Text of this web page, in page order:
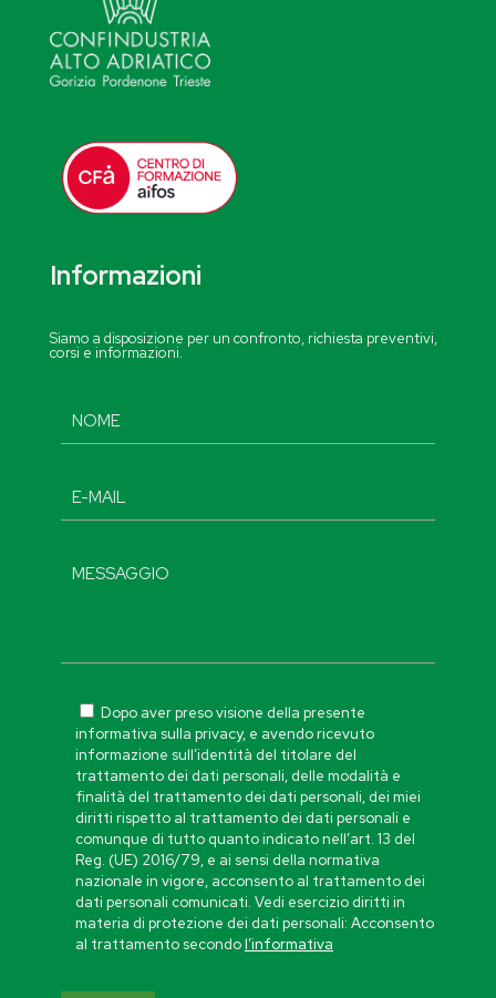
Informazioni
Siamo a disposizione per un confronto, richiesta preventivi,
corsi e informazioni.
Dopo aver preso visione della presente
informativa sulla privacy, e avendo ricevuto
informazione sull’identità del titolare del
trattamento dei dati personali, delle modalità e
finalità del trattamento dei dati personali, dei miei
diritti rispetto al trattamento dei dati personali e
comunque di tutto quanto indicato nell’art. 13 del
Reg. (UE) 2016/79, e ai sensi della normativa
nazionale in vigore, acconsento al trattamento dei
dati personali comunicati. Vedi esercizio diritti in
materia di protezione dei dati personali: Acconsento
al trattamento secondol’informativa